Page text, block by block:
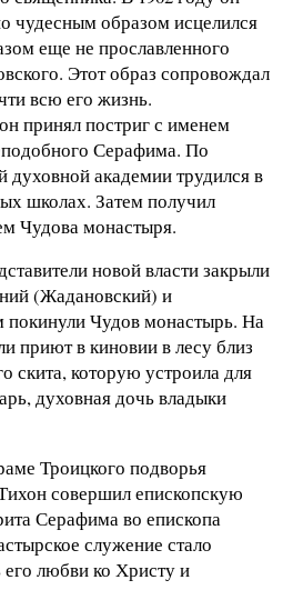
чудесным образом исцелился
еще не прославленного
Этот образ сопровождал
всю его жизнь.
принял постриг с именем
Серафима. По
духовной академии трудился в
школах. Затем получил
Чудова монастыря.
новой власти закрыли
(Жадановский) и
Чудов монастырь. На
приют в киновии в лесу близ
скита, которую устроила для
духовная дочь владыки
Троицкого подворья
совершил епископскую
Серафима во епископа
служение стало
любви ко Христу и